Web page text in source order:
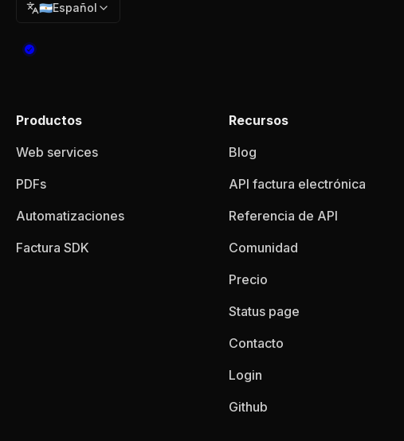
🇦🇷Español
Productos
Web services
PDFs
Automatizaciones
Factura SDK
Recursos
Blog
API factura electrónica
Referencia de API
Comunidad
Precio
Status page
Contacto
Login
Github